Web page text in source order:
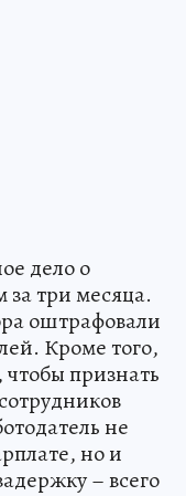
дело о
за три месяца.
оштрафовали
Кроме того,
чтобы признать
не
но и
– всего